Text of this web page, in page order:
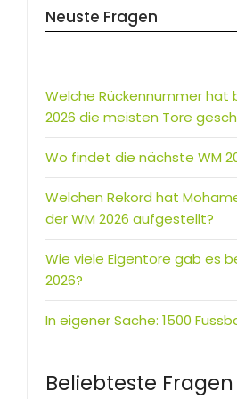
Neuste Fragen
Welche Rückennummer hat
2026 die meisten Tore
Wo findet die nächste WM
Welchen Rekord hat
der WM 2026 aufgestellt?
Wie viele Eigentore gab es
2026?
In eigener Sache: 1500
Beliebteste